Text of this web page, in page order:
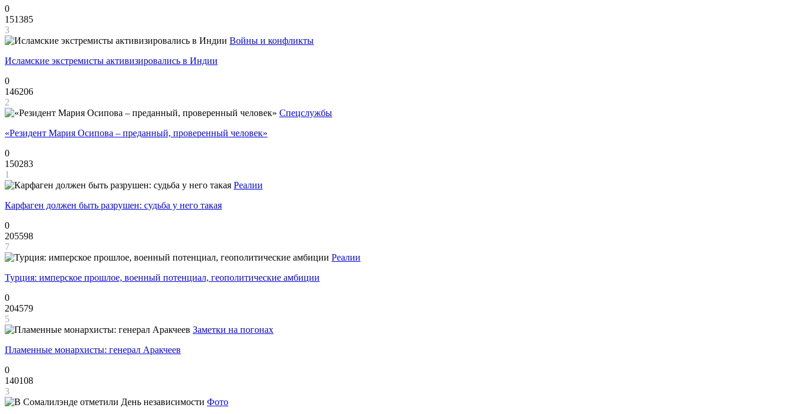
0
151385
3
Войны и конфликты
Исламские экстремисты активизировались в Индии
0
146206
2
Спецслужбы
«Резидент Мария Осипова – преданный, проверенный человек»
0
150283
1
Реалии
Карфаген должен быть разрушен: судьба у него такая
0
205598
7
Реалии
Турция: имперское прошлое, военный потенциал, геополитические амбиции
0
204579
5
Заметки на погонах
Пламенные монархисты: генерал Аракчеев
0
140108
3
Фото